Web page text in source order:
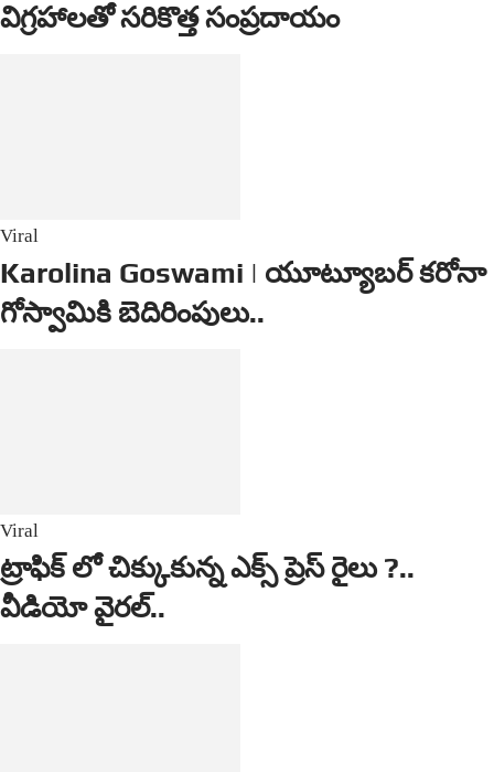
విగ్రహాలతో సరికొత్త సంప్రదాయం
Viral
Karolina Goswami | యూట్యూబర్ కరోనా
గోస్వామికి బెదిరింపులు..
Viral
ట్రాఫిక్ లో చిక్కుకున్న ఎక్స్ ప్రెస్ రైలు ?..
వీడియో వైర‌ల్‌..